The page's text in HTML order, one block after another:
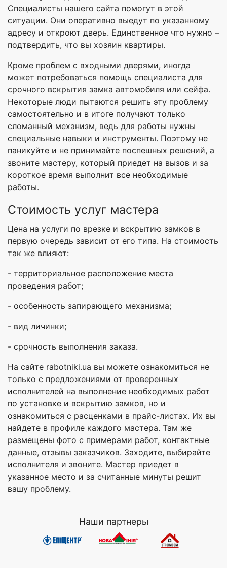
Специалисты нашего сайта помогут в этой
ситуации. Они оперативно выедут по указанному
адресу и откроют дверь. Единственное что нужно –
подтвердить, что вы хозяин квартиры.
Кроме проблем с входными дверями, иногда
может потребоваться помощь специалиста для
срочного вскрытия замка автомобиля или сейфа.
Некоторые люди пытаются решить эту проблему
самостоятельно и в итоге получают только
сломанный механизм, ведь для работы нужны
специальные навыки и инструменты. Поэтому не
паникуйте и не принимайте поспешных решений, а
звоните мастеру, который приедет на вызов и за
короткое время выполнит все необходимые
работы.
Стоимость услуг мастера
Цена на услуги по врезке и вскрытию замков в
первую очередь зависит от его типа. На стоимость
так же влияют:
- территориальное расположение места
проведения работ;
- особенность запирающего механизма;
- вид личинки;
- срочность выполнения заказа.
На сайте rabotniki.ua вы можете ознакомиться не
только с предложениями от проверенных
исполнителей на выполнение необходимых работ
по установке и вскрытию замков, но и
ознакомиться с расценками в прайс-листах. Их вы
найдете в профиле каждого мастера. Там же
размещены фото с примерами работ, контактные
данные, отзывы заказчиков. Заходите, выбирайте
исполнителя и звоните. Мастер приедет в
указанное место и за считанные минуты решит
вашу проблему.
Наши партнеры